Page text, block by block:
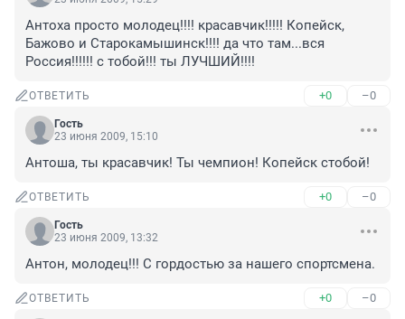
Антоха просто молодец!!!! красавчик!!!!! Копейск,
Бажово и Старокамышинск!!!! да что там...вся
Россия!!!!!! с тобой!!! ты ЛУЧШИЙ!!!!
ОТВЕТИТЬ +0 –0
Гость
23 июня 2009, 15:10
Антоша, ты красавчик! Ты чемпион! Копейск стобой!
ОТВЕТИТЬ +0 –0
Гость
23 июня 2009, 13:32
Антон, молодец!!! С гордостью за нашего спортсмена.
ОТВЕТИТЬ +0 –0